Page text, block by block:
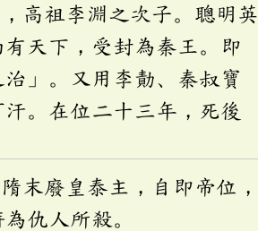
高祖李淵之次子。聰明英
天下，受封為秦王。即
」。又用李勣、秦叔寶
。在位二十三年，死後
末廢皇泰主，自即帝位，
仇人所殺。